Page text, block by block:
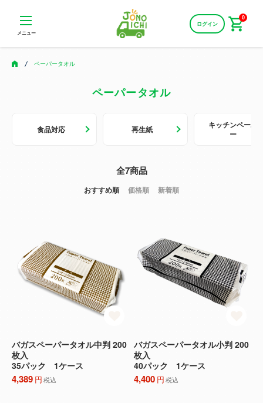
メニュー
ログイン
0
ペーパータオル
ペーパータオル
食品対応 再生紙
キッチンペーパ
ー
全7商品
おすすめ順 価格順 新着順
バガスペーパータオル中判 200
枚入
35パック 1ケース
4,389 円税込
バガスペーパータオル小判 200
枚入
40パック 1ケース
4,400 円税込